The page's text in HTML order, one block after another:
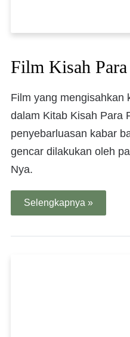
Film Kisah Para
Film yang mengisahkan
dalam Kitab Kisah Para
penyebarluasan kabar
gencar dilakukan oleh
Nya.
Selengkapnya »